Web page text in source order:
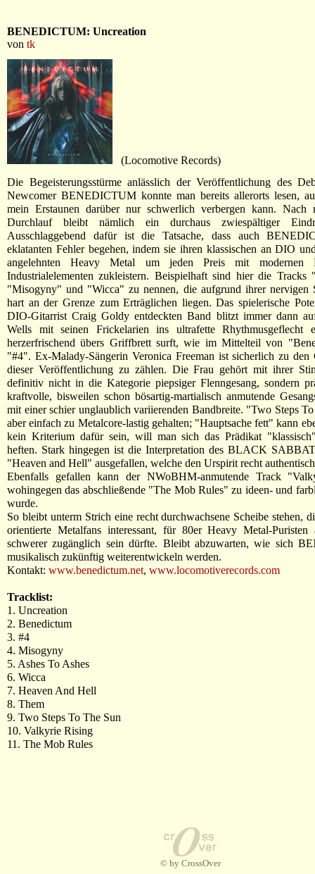
BENEDICTUM: Uncreation
von tk
(Locomotive Records)
Die Begeisterungsstürme anlässlich der Veröffentlichung des
Newcomer BENEDICTUM konnte man bereits allerorts lesen,
mein Erstaunen darüber nur schwerlich verbergen kann. Nach
Durchlauf bleibt nämlich ein durchaus zwiespältiger
Ausschlaggebend dafür ist die Tatsache, dass auch
eklatanten Fehler begehen, indem sie ihren klassischen an DIO
angelehnten Heavy Metal um jeden Preis mit modernen
Industrialelementen zukleistern. Beispielhaft sind hier die Tracks
"Misogyny" und "Wicca" zu nennen, die aufgrund ihrer nervigen
hart an der Grenze zum Erträglichen liegen. Das spielerische
DIO-Gitarrist Craig Goldy entdeckten Band blitzt immer dann
Wells mit seinen Frickelarien ins ultrafette Rhythmusgeflecht
herzerfrischend übers Griffbrett surft, wie im Mittelteil von
"#4". Ex-Malady-Sängerin Veronica Freeman ist sicherlich zu den
dieser Veröffentlichung zu zählen. Die Frau gehört mit ihrer
definitiv nicht in die Kategorie piepsiger Flenngesang, sondern
kraftvolle, bisweilen schon bösartig-martialisch anmutende
mit einer schier unglaublich variierenden Bandbreite. "Two Steps
aber einfach zu Metalcore-lastig gehalten; "Hauptsache fett" kann
kein Kriterium dafür sein, will man sich das Prädikat
heften. Stark hingegen ist die Interpretation des BLACK
"Heaven and Hell" ausgefallen, welche den Urspirit recht
Ebenfalls gefallen kann der NWoBHM-anmutende Track
wohingegen das abschließende "The Mob Rules" zu ideen- und
wurde.
So bleibt unterm Strich eine recht durchwachsene Scheibe stehen,
orientierte Metalfans interessant, für 80er Heavy Metal-Puristen
schwerer zugänglich sein dürfte. Bleibt abzuwarten, wie sich
musikalisch zukünftig weiterentwickeln werden.
Kontakt: www.benedictum.net, www.locomotiverecords.com
Tracklist:
1. Uncreation
2. Benedictum
3. #4
4. Misogyny
5. Ashes To Ashes
6. Wicca
7. Heaven And Hell
8. Them
9. Two Steps To The Sun
10. Valkyrie Rising
11. The Mob Rules
© by CrossOver